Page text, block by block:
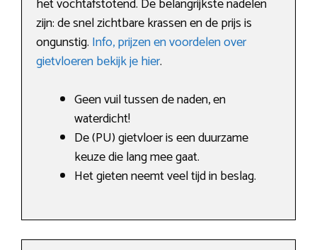
het vochtafstotend. De belangrijkste nadelen
zijn: de snel zichtbare krassen en de prijs is
ongunstig. Info, prijzen en voordelen over
gietvloeren bekijk je hier.
Geen vuil tussen de naden, en
waterdicht!
De (PU) gietvloer is een duurzame
keuze die lang mee gaat.
Het gieten neemt veel tijd in beslag.